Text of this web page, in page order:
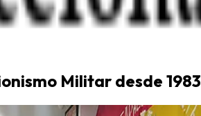
Militar desde 1983